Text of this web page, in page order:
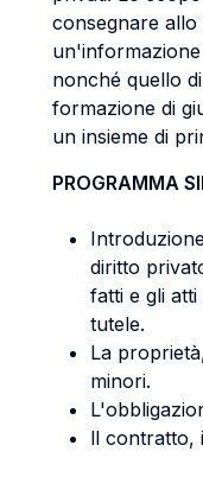
consegnare
un'informazione
nonché quello
formazione di
un insieme di
PROGRAMMA
diritto
fatti e gli atti
tutele.
La
minori.
ll contratto,